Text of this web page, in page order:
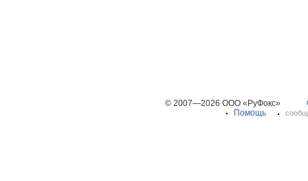
© 2007—2026 ООО «РуФокс»
Помощь